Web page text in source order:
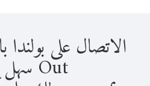
Out سهل للغاية.